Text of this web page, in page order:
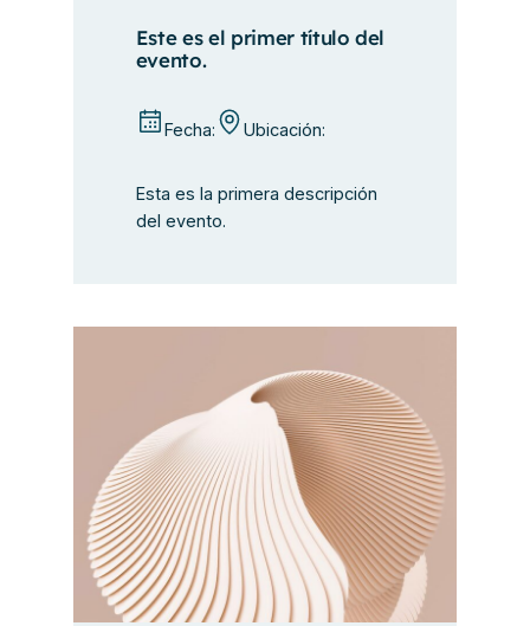
Este es el primer título del
evento.
Fecha: Ubicación:
Esta es la primera descripción
del evento.